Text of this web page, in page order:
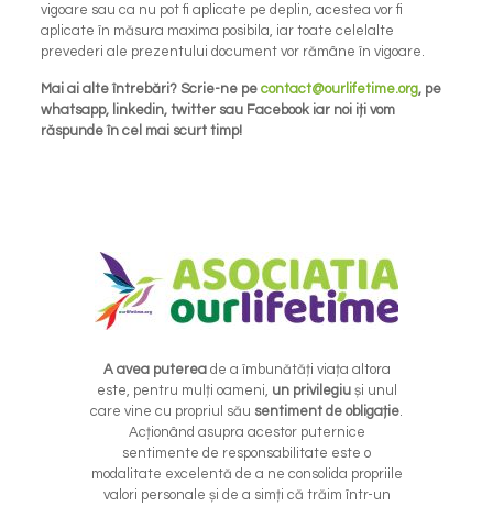
vigoare sau ca nu pot fi aplicate pe deplin, acestea vor fi
aplicate în măsura maxima posibila, iar toate celelalte
prevederi ale prezentului document vor rămâne în vigoare.
Mai ai alte întrebări? Scrie-ne pe contact@ourlifetime.org, pe
whatsapp, linkedin, twitter sau Facebook iar noi iți vom
răspunde în cel mai scurt timp!
A avea putereade a îmbunătăți viața altora
este, pentru mulți oameni, un privilegiuși unul
care vine cu propriul său sentiment de obligație.
Acționând asupra acestor puternice
sentimente de responsabilitate este o
modalitate excelentă de a ne consolida propriile
valori personale și de a simți că trăim într-un